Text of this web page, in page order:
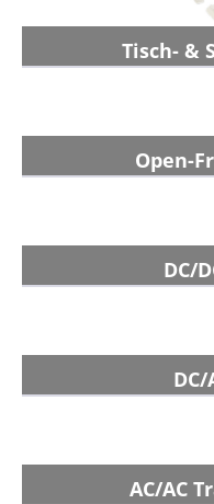
Tisch- &
Open-
DC/
AC/AC